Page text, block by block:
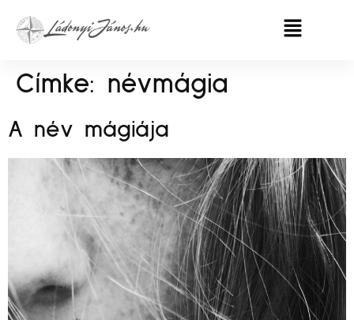
Címke: névmágia
A név mágiája